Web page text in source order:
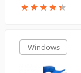
★★★★★
★★★★★
Windows